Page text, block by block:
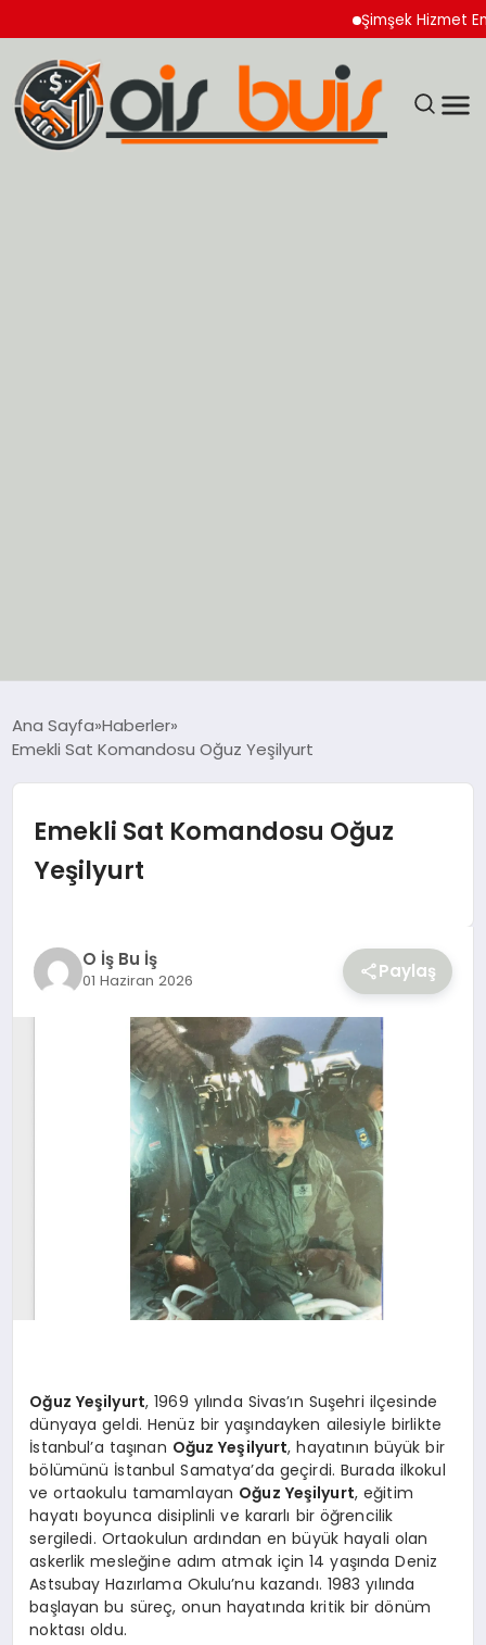
Şimşek Hizmet
GÜNCEL
SIYASET
YAŞAM
Ana Sayfa Haberler
Emekli Sat Komandosu Oğuz Yeşilyurt
Emekli Sat Komandosu Oğuz
Yeşilyurt
O İş Bu İş
01 Haziran 2026 Paylaş
Oğuz Yeşilyurt, 1969 yılında Sivas’ın Suşehri ilçesinde
dünyaya geldi. Henüz bir yaşındayken ailesiyle birlikte
İstanbul’a taşınan Oğuz Yeşilyurt, hayatının büyük bir
bölümünü İstanbul Samatya’da geçirdi. Burada ilkokul
ve ortaokulu tamamlayan Oğuz Yeşilyurt, eğitim
hayatı boyunca disiplinli ve kararlı bir öğrencilik
sergiledi. Ortaokulun ardından en büyük hayali olan
askerlik mesleğine adım atmak için 14 yaşında Deniz
Astsubay Hazırlama Okulu’nu kazandı. 1983 yılında
başlayan bu süreç, onun hayatında kritik bir dönüm
noktası oldu.